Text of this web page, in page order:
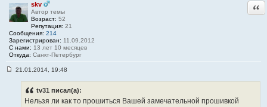
skv
Автор темы
Возраст: 52
Репутация: 21
Сообщения: 214
Зарегистрирован: 11.09.2012
С нами: 13 лет 10 месяцев
Откуда: Санкт-Петербург
21.01.2014, 19:48
tv31 писал(а):
Нельзя ли как то прошиться Вашей замечательной прошивкой